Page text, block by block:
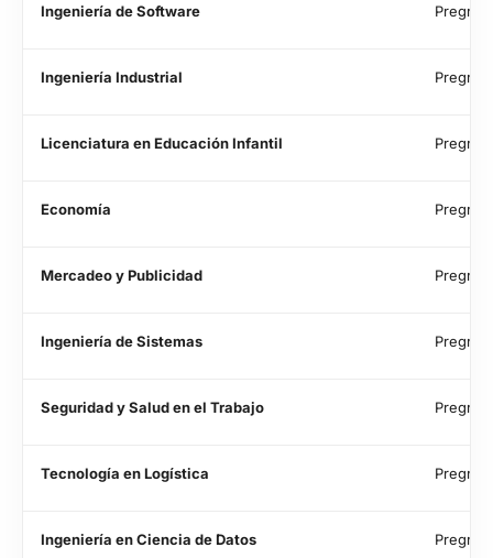
Ingeniería de Software
Ingeniería Industrial
Licenciatura en Educación Infantil
Economía
Mercadeo y Publicidad
Ingeniería de Sistemas
Seguridad y Salud en el Trabajo
Tecnología en Logística
Ingeniería en Ciencia de Datos